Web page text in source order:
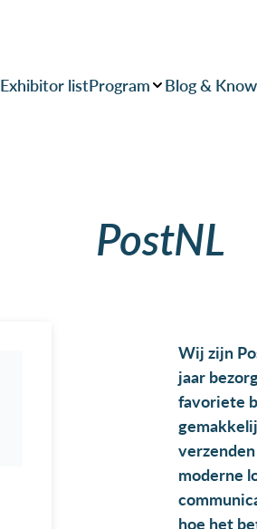
Exhibitor listProgram Blog &
PostNL
Wij zijn
jaar
favoriete
moderne
hoe het